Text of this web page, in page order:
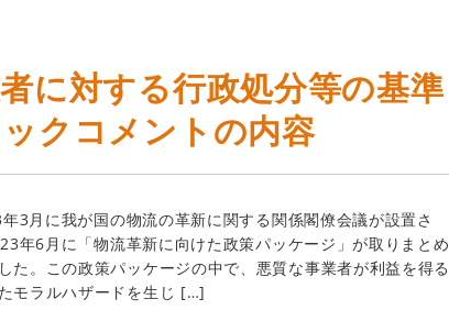
に対する行政処分等の基準
クコメントの内容
3月に我が国の物流の革新に関する関係閣僚会議が設置さ
年6月に「物流革新に向けた政策パッケージ」が取りまとめ
た。この政策パッケージの中で、悪質な事業者が利益を得る
モラルハザードを生じ […]